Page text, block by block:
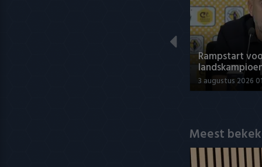
Rampstart
3 augustus 2026
Meest